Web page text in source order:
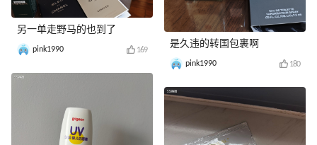
另一单走野马的也到了
pink1990 169
是久违的转国包裹啊
pink1990 180